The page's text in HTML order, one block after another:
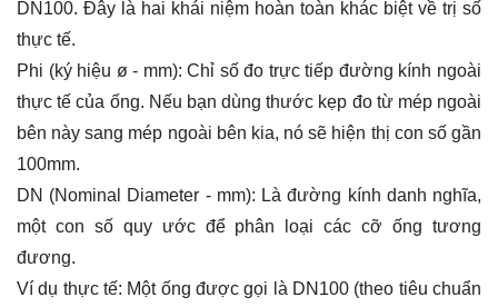
DN100. Đây là hai khái niệm hoàn toàn khác biệt về trị số
thực tế.
Phi (ký hiệu ø - mm): Chỉ số đo trực tiếp đường kính ngoài
thực tế của ống. Nếu bạn dùng thước kẹp đo từ mép ngoài
bên này sang mép ngoài bên kia, nó sẽ hiện thị con số gần
100mm.
DN (Nominal Diameter - mm): Là đường kính danh nghĩa,
một con số quy ước để phân loại các cỡ ống tương
đương.
Ví dụ thực tế: Một ống được gọi là DN100 (theo tiêu chuẩn